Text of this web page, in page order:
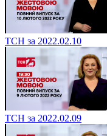
ТСН за 2022.02.10
ТСН за 2022.02.09